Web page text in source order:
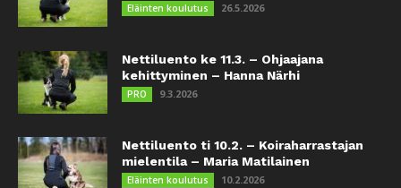
Eläinten koulutus 26.5.2026
Nettiluento ke 11.3. – Ohjaajana
kehittyminen – Hanna Närhi
PRO 9.3.2026
Nettiluento ti 10.2. – Koiraharrastajan
mielentila – Maria Matilainen
Eläinten koulutus 10.2.2026